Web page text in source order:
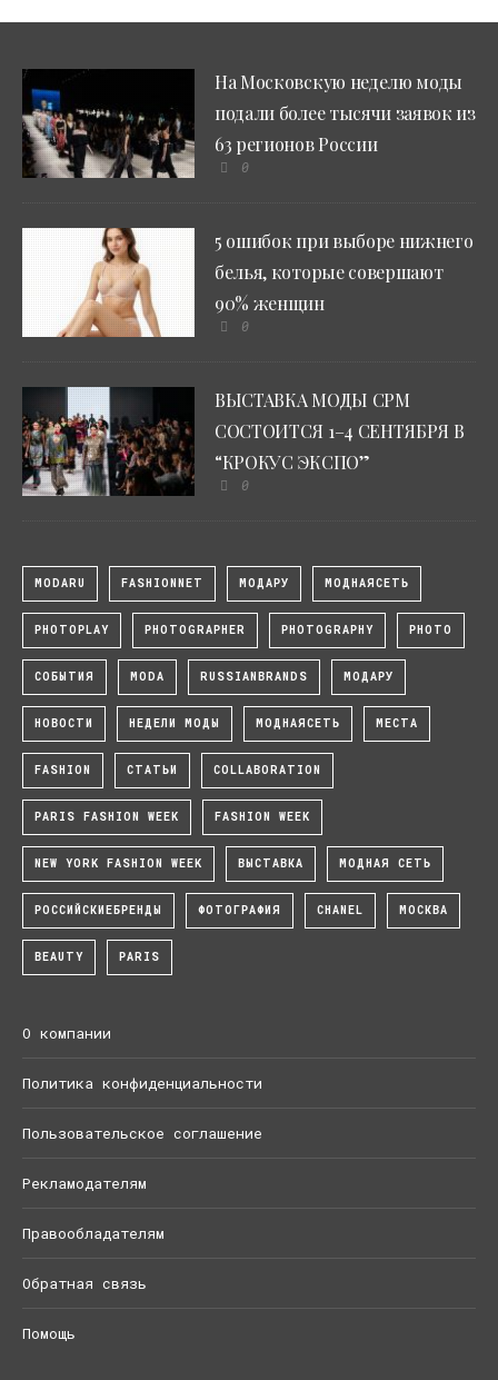
На Московскую неделю моды
подали более тысячи заявок из
63 регионов России
0
5 ошибок при выборе нижнего
белья, которые совершают
90% женщин
0
ВЫСТАВКА МОДЫ CPM
СОСТОИТСЯ 1–4 СЕНТЯБРЯ В
“КРОКУС ЭКСПО”
0
MODARU FASHIONNET МОДАРУ МОДНАЯСЕТЬ
PHOTOPLAY PHOTOGRAPHER PHOTOGRAPHY PHOTO
СОБЫТИЯ MODA RUSSIANBRANDS МОДАРУ
НОВОСТИ НЕДЕЛИ МОДЫ МОДНАЯСЕТЬ МЕСТА
FASHION СТАТЬИ COLLABORATION
PARIS FASHION WEEK FASHION WEEK
NEW YORK FASHION WEEK ВЫСТАВКА МОДНАЯ СЕТЬ
РОССИЙСКИЕБРЕНДЫ ФОТОГРАФИЯ CHANEL МОСКВА
BEAUTY PARIS
О компании
Политика конфиденциальности
Пользовательское соглашение
Рекламодателям
Правообладателям
Обратная связь
Помощь